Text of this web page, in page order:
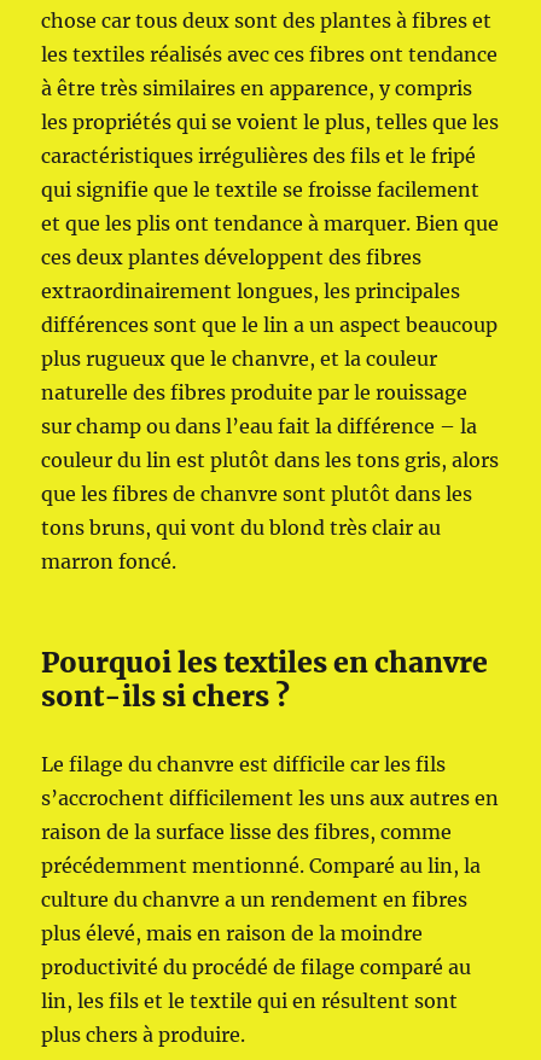
chose car tous deux sont des plantes à fibres et
les textiles réalisés avec ces fibres ont tendance
à être très similaires en apparence, y compris
les propriétés qui se voient le plus, telles que les
caractéristiques irrégulières des fils et le fripé
qui signifie que le textile se froisse facilement
et que les plis ont tendance à marquer. Bien que
ces deux plantes développent des fibres
extraordinairement longues, les principales
différences sont que le lin a un aspect beaucoup
plus rugueux que le chanvre, et la couleur
naturelle des fibres produite par le rouissage
sur champ ou dans l’eau fait la différence – la
couleur du lin est plutôt dans les tons gris, alors
que les fibres de chanvre sont plutôt dans les
tons bruns, qui vont du blond très clair au
marron foncé.
Pourquoi les textiles en chanvre
sont-ils si chers ?
Le filage du chanvre est difficile car les fils
s’accrochent difficilement les uns aux autres en
raison de la surface lisse des fibres, comme
précédemment mentionné. Comparé au lin, la
culture du chanvre a un rendement en fibres
plus élevé, mais en raison de la moindre
productivité du procédé de filage comparé au
lin, les fils et le textile qui en résultent sont
plus chers à produire.